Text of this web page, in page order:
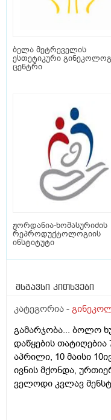
ბელა მეტრეველის
ესთეტიკური
ცენტრი
ჟორდანია-ხომასურიძის
რეპროდუქტოლოგიის
ინსტიტუტი
მსგავსი კითხვები
კატეგორია -
გამარჯობა... ბოლო
დაწყების
აპრილი, 10 მაისი
ივნის მქონდა,
ველოდი კვლავ
მენსტრუაცია 10